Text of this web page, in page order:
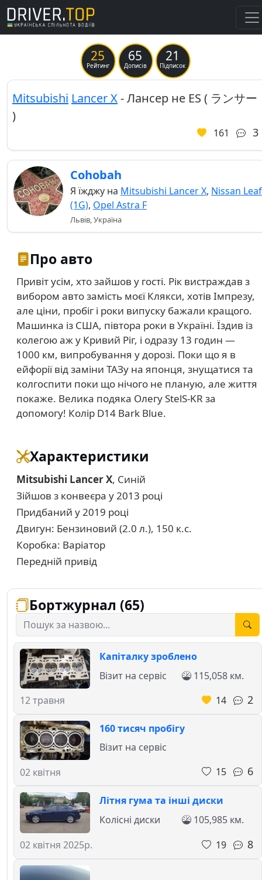
25
Рейтинг
65
Дописів
21
Підписок
Mitsubishi Lancer X- Лансер не ES ( ランサー
)
161 3
Cohobah
Я їжджу на Mitsubishi Lancer X, Nissan Leaf
(1G), Opel Astra F
Львів, Україна
Про авто
Привіт усім, хто зайшов у гості. Рік вистраждав з
вибором авто замість моєї Клякси, хотів Імпрезу,
але ціни, пробіг і роки випуску бажали кращого.
Машинка із США, півтора роки в Україні. Їздив із
колегою аж у Кривий Ріг, і одразу 13 годин —
1000 км, випробування у дорозі. Поки що я в
ейфорії від заміни ТАЗу на японця, знущатися та
колгоспити поки що нічого не планую, але життя
покаже. Велика подяка Олегу StelS-KR за
допомогу! Колір D14 Вark Вlue.
Характеристики
Mitsubishi Lancer X, Синій
Зійшов з конвеєра у 2013 році
Придбаний у 2019 році
Двигун: Бензиновий (2.0 л.), 150 к.с.
Коробка: Варіатор
Передній привід
Бортжурнал (65)
Капіталку зроблено
12 травня
Візит на сервіс
115,058 км.
14
2
160 тисяч пробігу
02 квітня
Візит на сервіс
15
6
Літня гума та інші диски
02 квітня 2025р.
Колісні диски
105,985 км.
19
8